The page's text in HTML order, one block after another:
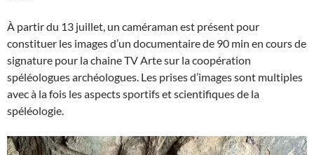
À partir du 13 juillet, un caméraman est présent pour
constituer les images d’un documentaire de 90 min en cours de
signature pour la chaine TV Arte sur la coopération
spéléologues archéologues. Les prises d’images sont multiples
avec à la fois les aspects sportifs et scientifiques de la
spéléologie.